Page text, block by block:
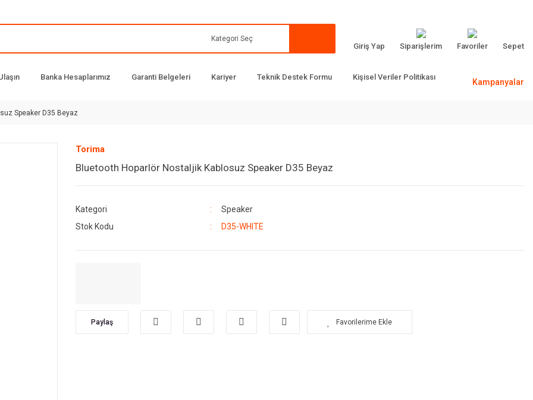
Giriş Yap Siparişlerim Favoriler Sepet
Banka Hesaplarımız Garanti Belgeleri Kariyer Teknik Destek Formu
Kişisel Veriler Politikası
Kampanyalar
Speaker D35 Beyaz
Torima
Bluetooth Hoparlör Nostaljik Kablosuz Speaker D35 Beyaz
Kategori
Speaker
Stok Kodu
D35-WHITE
Paylaş